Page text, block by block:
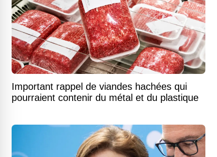
Important rappel de viandes hachées qui
pourraient contenir du métal et du plastique